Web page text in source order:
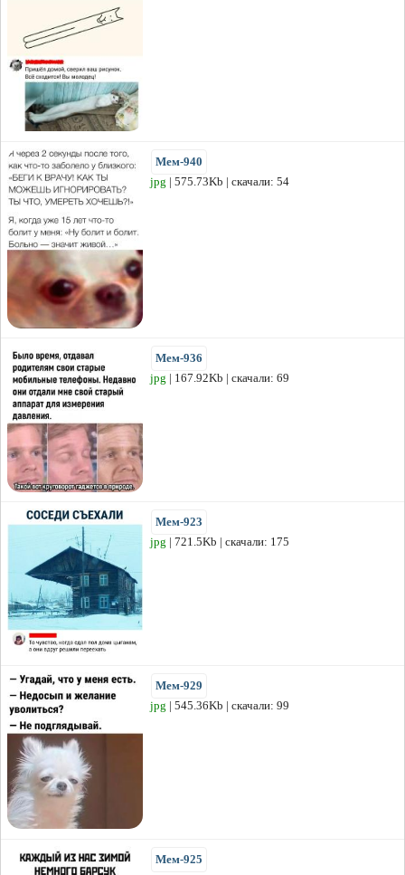
Мем-940
jpg | 575.73Kb | скачали: 54
Мем-936
jpg | 167.92Kb | скачали: 69
Мем-923
jpg | 721.5Kb | скачали: 175
Мем-929
jpg | 545.36Kb | скачали: 99
Мем-925